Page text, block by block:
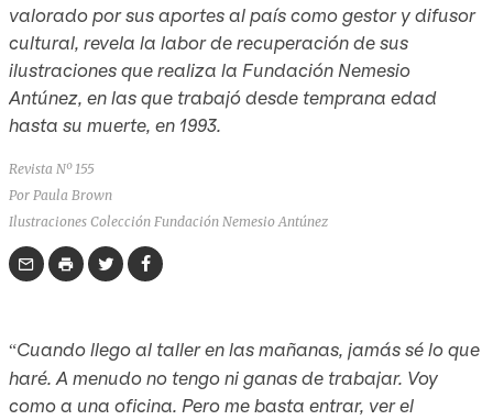
Revista Nº 155
Por Paula Brown
Ilustraciones Colección Fundación Nemesio Antúnez
valorado por sus aportes al país como gestor y difusor
cultural, revela la labor de recuperación de sus
ilustraciones que realiza la Fundación Nemesio
Antúnez, en las que trabajó desde temprana edad
hasta su muerte, en 1993.
“Cuando llego al taller en las mañanas, jamás sé lo que
haré. A menudo no tengo ni ganas de trabajar. Voy
como a una oficina. Pero me basta entrar, ver el